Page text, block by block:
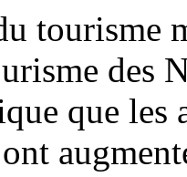
tourisme
des
que les